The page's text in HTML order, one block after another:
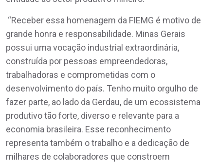
“Receber essa homenagem da FIEMG é motivo de
grande honra e responsabilidade. Minas Gerais
possui uma vocação industrial extraordinária,
construída por pessoas empreendedoras,
trabalhadoras e comprometidas com o
desenvolvimento do país. Tenho muito orgulho de
fazer parte, ao lado da Gerdau, de um ecossistema
produtivo tão forte, diverso e relevante para a
economia brasileira. Esse reconhecimento
representa também o trabalho e a dedicação de
milhares de colaboradores que constroem